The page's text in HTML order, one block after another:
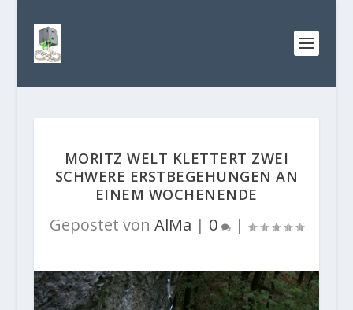
MORITZ WELT KLETTERT ZWEI
SCHWERE ERSTBEGEHUNGEN AN
EINEM WOCHENENDE
Gepostet von AlMa | 0 |